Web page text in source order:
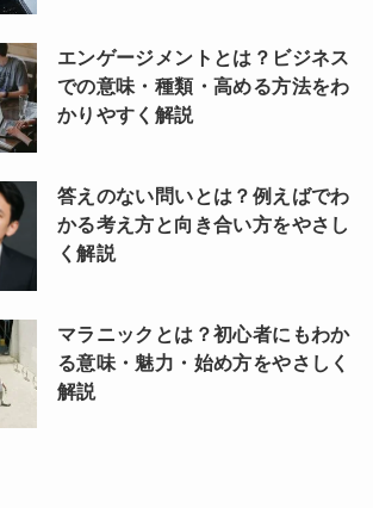
エンゲージメントとは？ビジネス
での意味・種類・高める方法をわ
かりやすく解説
答えのない問いとは？例えばでわ
かる考え方と向き合い方をやさし
く解説
マラニックとは？初心者にもわか
る意味・魅力・始め方をやさしく
解説